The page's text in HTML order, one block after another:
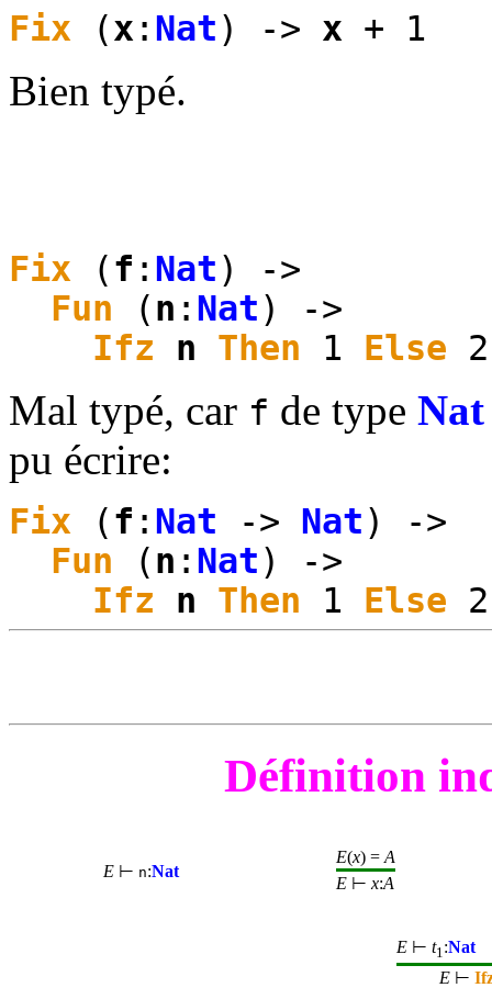
Fix (x : Nat) -> x + 1
Bien typé.
Fix (f : Nat) ->
Fun (n : Nat) ->
Ifz
n Then 1 Else
Mal typé, car f de type Nat
pu écrire:
Fix (f : Nat -> Nat) ->
Fun (n : Nat) ->
Ifz
n Then 1 Else
Définition
E⊢ n:Nat
E(x) = A
E ⊢ x:A
E ⊢ t1 :Nat
E⊢